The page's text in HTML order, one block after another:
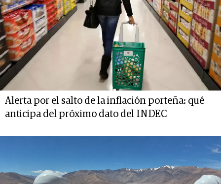
Alerta por el salto de la inflación porteña: qué
anticipa del próximo dato del INDEC